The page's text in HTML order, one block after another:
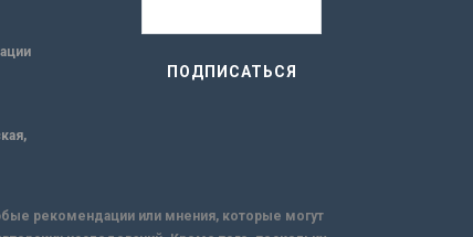
рекомендации или мнения, которые могут